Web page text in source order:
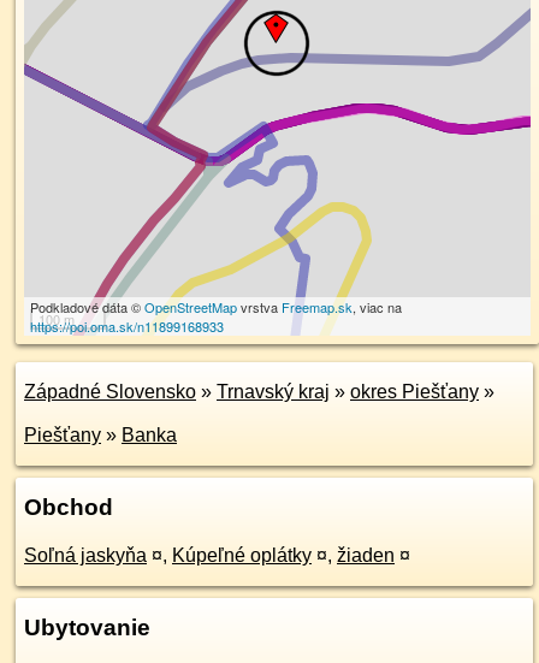
100 m
Podkladové dáta ©OpenStreetMapvrstva Freemap.sk, viac na
https://poi.oma.sk/n11899168933
Západné Slovensko » Trnavský kraj » okres Piešťany »
Piešťany » Banka
Obchod
Soľná jaskyňa ¤, Kúpeľné oplátky ¤, žiaden ¤
Ubytovanie